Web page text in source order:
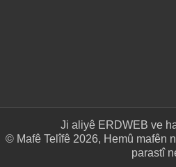
Ji aliyê ERDWEB ve
© Mafê Telîfê 2026, Hemû mafên
parastî